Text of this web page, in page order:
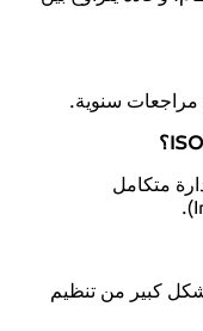
متكامل
كبير من تنظيم